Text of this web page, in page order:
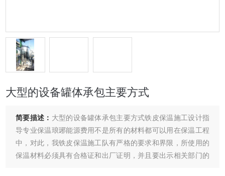
大型的设备罐体承包主要方式
简要描述： 大型的设备罐体承包主要方式铁皮保温施工设计指
导专业保温琅琊能源费用不是所有的材料都可以用在保温工程
中，对此，我铁皮保温施工队有严格的要求和界限，所使用的
保温材料必须具有合格证和出厂证明，并且要出示相关部门的